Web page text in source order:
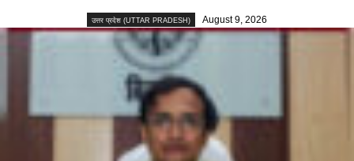
उत्तर प्रदेश (UTTAR PRADESH) August 9, 2026